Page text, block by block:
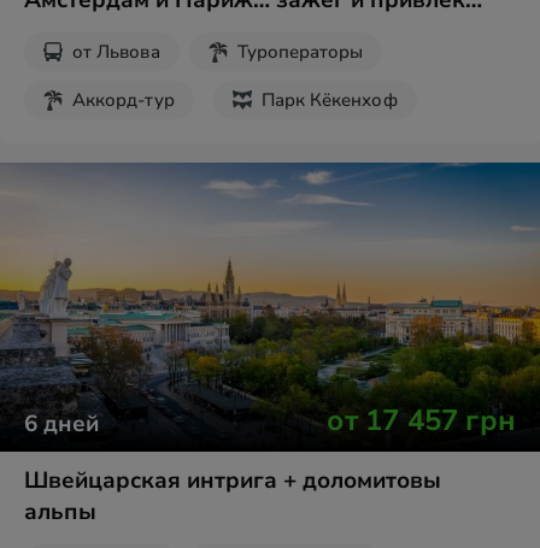
от Львова
Туроператоры
Аккорд-тур
Парк Кёкенхоф
6дней от 17 457 грн
Швейцарская интрига + доломитовы
альпы